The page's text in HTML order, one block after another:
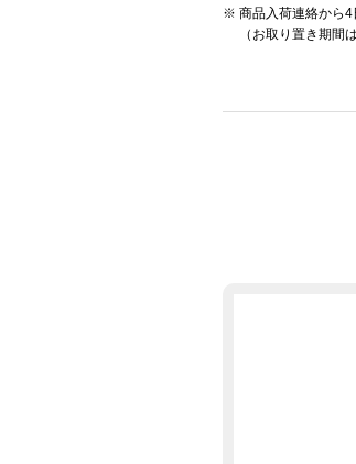
商品入荷連絡から4
（お取り置き期間